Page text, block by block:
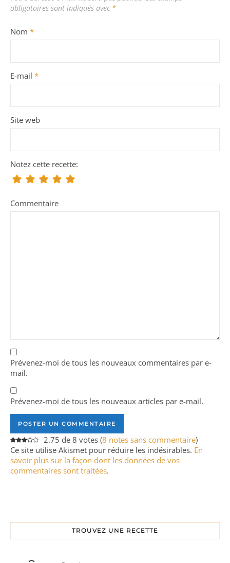
obligatoires sont indiqués avec *
Nom *
E-mail *
Site web
Notez cette recette:
Commentaire
Prévenez-moi de tous les nouveaux commentaires par e-
mail.
Prévenez-moi de tous les nouveaux articles par e-mail.
2.75 de 8 votes (8 notes sans commentaire)
Ce site utilise Akismet pour réduire les indésirables. En
savoir plus sur la façon dont les données de vos
commentaires sont traitées.
TROUVEZ UNE RECETTE